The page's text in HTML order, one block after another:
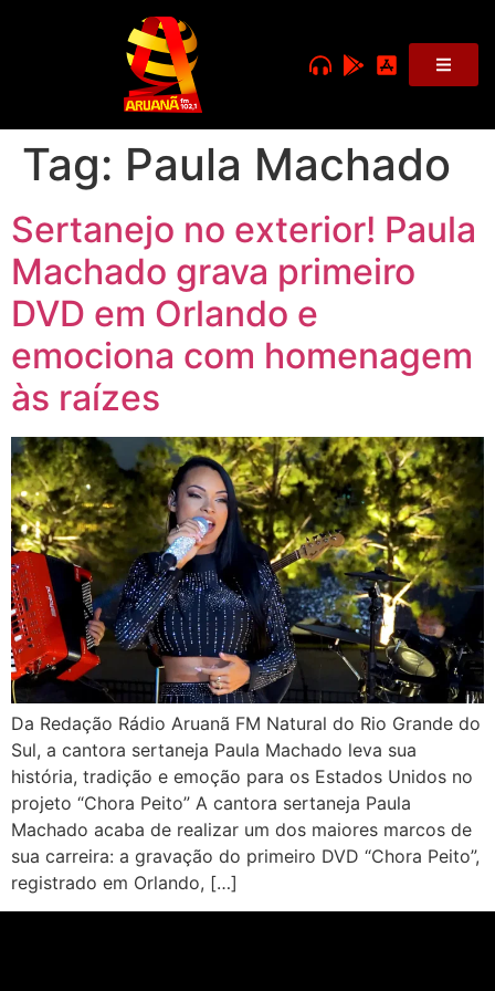
Tag: Paula Machado
Sertanejo no exterior! Paula
Machado grava primeiro
DVD em Orlando e
emociona com homenagem
às raízes
Da Redação Rádio Aruanã FM Natural do Rio Grande do
Sul, a cantora sertaneja Paula Machado leva sua
história, tradição e emoção para os Estados Unidos no
projeto “Chora Peito” A cantora sertaneja Paula
Machado acaba de realizar um dos maiores marcos de
sua carreira: a gravação do primeiro DVD “Chora Peito”,
registrado em Orlando, […]